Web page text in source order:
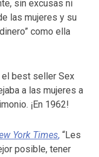
sin excusas ni
las mujeres y su
como ella
el best seller Sex
a las mujeres a
¡En 1962!
York Times, “Les
posible, tener